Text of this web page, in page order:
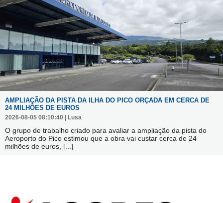
AMPLIAÇÃO DA PISTA DA ILHA DO PICO ORÇADA EM CERCA DE
24 MILHÕES DE EUROS
2026-08-05 08:10:40 | Lusa
O grupo de trabalho criado para avaliar a ampliação da pista do
Aeroporto do Pico estimou que a obra vai custar cerca de 24
milhões de euros, [...]